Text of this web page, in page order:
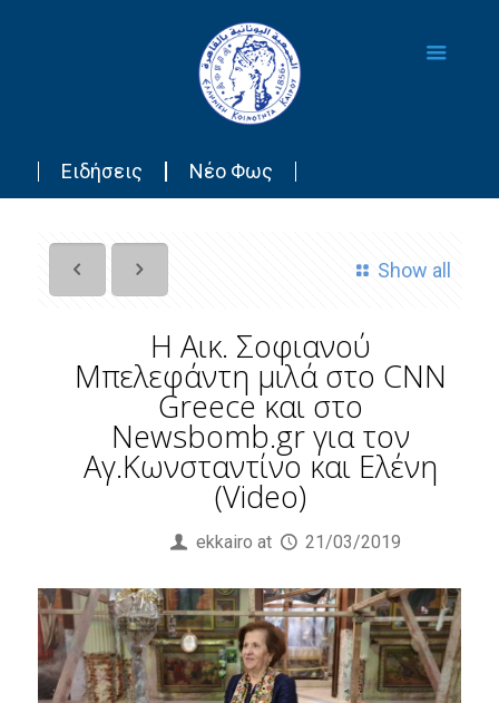
Ειδήσεις Νέο Φως
Show all
Η Αικ. Σοφιανού
Μπελεφάντη μιλά στο CNN
Greece και στο
Newsbomb.gr για τον
Αγ.Κωνσταντίνο και Ελένη
(Video)
ekkairo at 21/03/2019